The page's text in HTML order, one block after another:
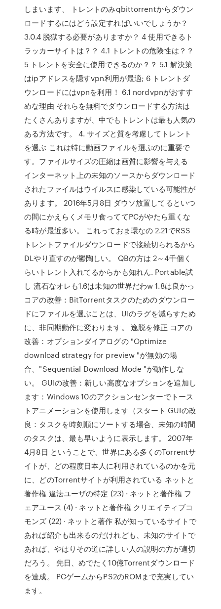
しまいます、 トレントのみqbittorrentからダウン
ロードするにはどう設定すればいいでしょうか？
3.0.4 脱獄する必要がありますか？ 4 使用できるト
ラッカーサイトは？？ 4.1 トレントの危険性は？？
5 トレントを安全に使用できるのか？？ 5.1 解決策
はipアドレスを隠すvpn利用が最適; 6 トレントダ
ウンロードにはvpnを利用！ 6.1 nordvpnがおすす
めな理由 それらを無料でダウンロードする方法は
たくさんありますが、中でもトレントは最も人気の
ある方法です。 4. サイズと質を考慮してトレント
を選ぶ これは特に動画ファイルを選ぶのに重要で
す。ファイルサイズの圧縮は画質に影響を与える
インターネット上の未知のソースからダウンロード
されたファイルはウイルスに感染している可能性が
あります。 2016年5月8日 ダウソ放置してるといつ
の間にかえらくメモリ食っててPCがやたら重くな
る時が最近多い。 これっておま環なの 2.21でRSS
トレントファイルダウンロードで接続切られるから
DLやり直すのが鬱陶しい。 QBの方は 2～4千個く
らいトレント入れてるからかも知れん. Portable試
し 流石なオレも1.6は未知の世界だわw 1.8は良かっ
コアの改善：BitTorrentタスクのためのダウンロー
ドにファイルを選ぶことは、UIのラグを減らすため
に、非同期動作に変わります。 逸脱を修正 コアの
改善：オプションダイアログの "Optimize
download strategy for preview "が無効の場
合、"Sequential Download Mode "が動作しな
い。 GUIの改善：新しい高度なオプションを追加し
ます：Windows 10のアクションセンターでトース
トアニメーションを使用します（スタート GUIの改
良：タスクを時刻順にソートする場合、未知の時間
のタスクは、最も早いように表示します。 2007年
4月8日 ということで、世界にある多くのTorrentサ
イトが、どの程度日本人に利用されているのかを元
に、どのTorrentサイトが利用されている ネットと
著作権 違法ユーザの特定 (23) · ネットと著作権 フ
ェアユース (4) · ネットと著作権 クリエイティブコ
モンズ (22) · ネットと著作 私が知っているサイトで
あれば紹介も出来るのだけれども、未知のサイトで
あれば、やはりその道に詳しい人の説明の方が適切
だろう。 先日、めでたく10億Torrentダウンロード
を達成。 PCゲームからPS2のROMまで充実してい
ます。